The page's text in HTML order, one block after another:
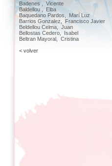
Badenes , Vicente
Baldellou , Elba
Baquedano Pardos, Marí Luz
Barrios Gonzalez, Francisco Javier
Beldellou Celma, Juan
Bellostas Cedero, Isabel
Beltran Mayoral, Cristina
< volver